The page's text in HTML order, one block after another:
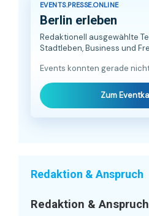
EVENTS.PRESSE.ONLINE
Berlin erleben
Redaktionell ausgewählte
Stadtleben, Business und
Events konnten gerade
Zum
Redaktion & Anspruch
Redaktion & Anspruch